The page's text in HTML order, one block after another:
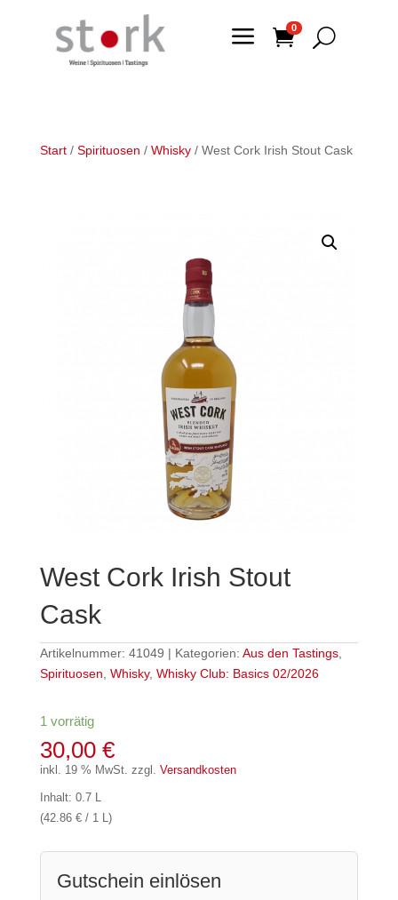
a 0 U
Start/ Spirituosen / Whisky/ West Cork Irish Stout Cask
West Cork Irish Stout
Cask
Artikelnummer: 41049 Kategorien: Aus den Tastings,
Spirituosen, Whisky, Whisky Club: Basics 02/2026
1 vorrätig
30,00 €
inkl. 19 % MwSt. zzgl. Versandkosten
Inhalt: 0.7 L
(42.86 € / 1 L)
Gutschein einlösen